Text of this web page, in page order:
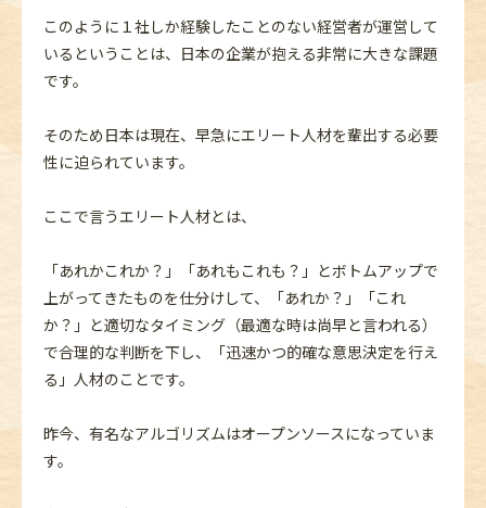
このように１社しか経験したことのない経営者が運営して
いるということは、日本の企業が抱える非常に大きな課題
です。
そのため日本は現在、早急にエリート人材を輩出する必要
性に迫られています。
ここで言うエリート人材とは、
「あれかこれか？」「あれもこれも？」とボトムアップで
上がってきたものを仕分けして、「あれか？」「これ
か？」と適切なタイミング（最適な時は尚早と言われる）
で合理的な判断を下し、「迅速かつ的確な意思決定を行え
る」人材のことです。
昨今、有名なアルゴリズムはオープンソースになっていま
す。